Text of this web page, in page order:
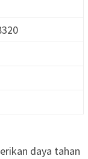
daya tahan